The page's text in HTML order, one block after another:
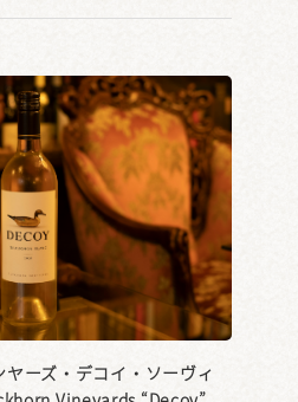
ーズ・デコイ・ソーヴィ